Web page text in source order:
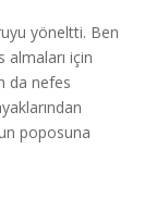
yöneltti. Ben
almaları için
da nefes
poposuna